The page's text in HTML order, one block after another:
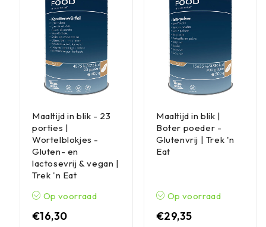
Maaltijd in blik - 23
porties |
Wortelblokjes -
Gluten- en
lactosevrij & vegan |
Trek 'n Eat
Op voorraad
€16,30
Maaltijd in blik |
Boter poeder -
Glutenvrij | Trek 'n
Eat
Op voorraad
€29,35